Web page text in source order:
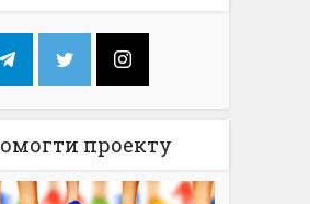
проекту